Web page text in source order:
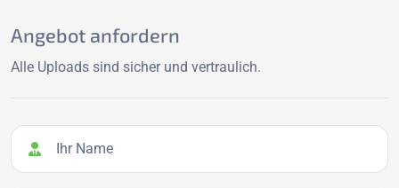
Angebot anfordern
Alle Uploads sind sicher und vertraulich.
Ihr Name